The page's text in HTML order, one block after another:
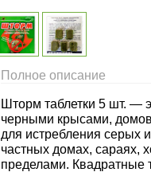
Полное описание
Шторм таблетки 5 шт.
черными крысами,
для истребления
частных домах, сараях,
пределами. Квадратные